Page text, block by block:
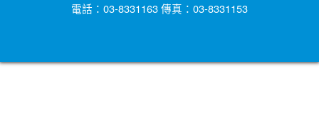
電話：03-8331163 傳真：03-8331153